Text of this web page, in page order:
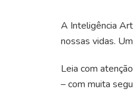
A Inteligência
nossas vidas.
Leia com
– com muita